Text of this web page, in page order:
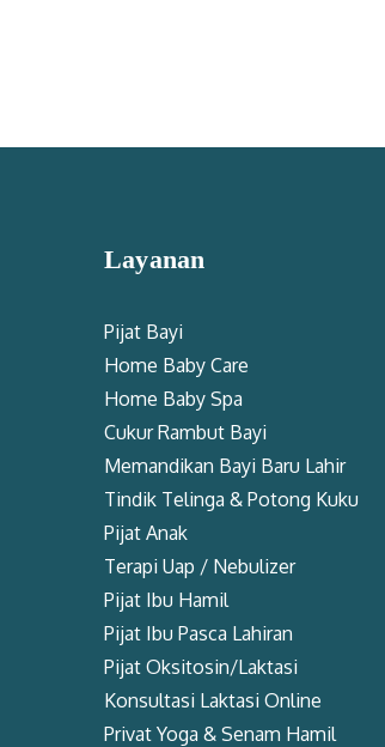
Layanan
Pijat Bayi
Home Baby Care
Home Baby Spa
Cukur Rambut Bayi
Memandikan Bayi Baru Lahir
Tindik Telinga & Potong Kuku
Pijat Anak
Terapi Uap / Nebulizer
Pijat Ibu Hamil
Pijat Ibu Pasca Lahiran
Pijat Oksitosin/Laktasi
Konsultasi Laktasi Online
Privat Yoga & Senam Hamil